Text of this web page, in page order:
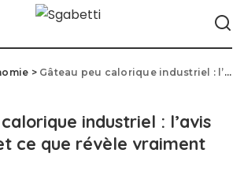
> Gâteau peu calorique industriel : l’avis de Juliette et ce que révèle vraiment l’étiquette
industriel : l’avis
ce que révèle vraiment